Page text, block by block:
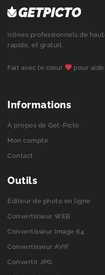
Icônes professionnels de
rapide, et gratuit.
Fait avec le cœur pour
Informations
À propos de Get-Picto
Mon compte
Contact
Outils
Éditeur de photo en ligne
Convertisseur WEB
Convertisseur Image 64
Convertisseur AVIF
Convertir JPG